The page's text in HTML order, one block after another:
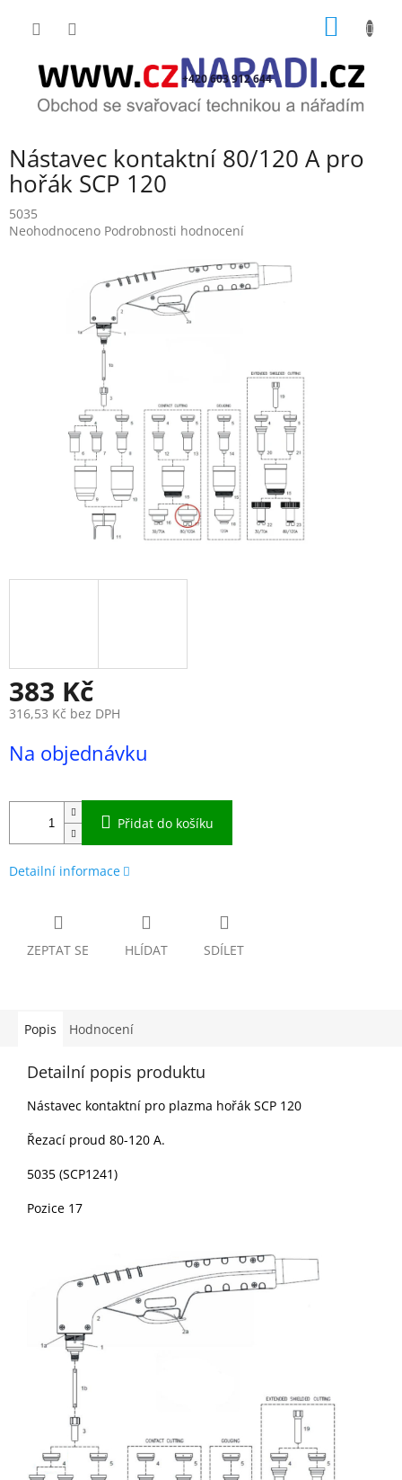
+420 603 912 644
Nástavec kontaktní 80/120 A pro
hořák SCP 120
5035
Průměrné
Neohodnoceno Podrobnosti hodnocení
383 Kč
316,53 Kč bez DPH
cena:
Na objednávku
Přidat do košíku
Detailní informace
ZEPTAT SE HLÍDAT SDÍLET
Popis Hodnocení
Detailní popis produktu
Nástavec kontaktní pro plazma hořák SCP 120
Řezací proud 80-120 A.
5035 (SCP1241)
Pozice 17